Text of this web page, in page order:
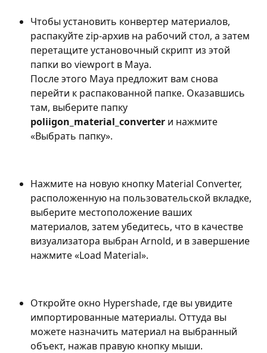
Чтобы установить конвертер материалов,
распакуйте zip-архив на рабочий стол, а затем
перетащите установочный скрипт из этой
папки во viewport в Maya.
После этого Maya предложит вам снова
перейти к распакованной папке. Оказавшись
там, выберите папку
poliigon_material_converter и нажмите
«Выбрать папку».
Нажмите на новую кнопку Material Converter,
расположенную на пользовательской вкладке,
выберите местоположение ваших
материалов, затем убедитесь, что в качестве
визуализатора выбран Arnold, и в завершение
нажмите «Load Material».
Откройте окно Hypershade, где вы увидите
импортированные материалы. Оттуда вы
можете назначить материал на выбранный
объект, нажав правую кнопку мыши.